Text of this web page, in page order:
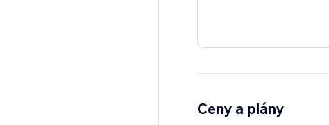
Ceny a plány